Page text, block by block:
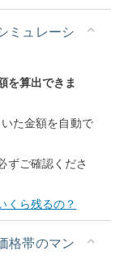
ミュレーシ
を算出できま
た金額を自動で
ずご確認くださ
くら残るの？
格帯のマン